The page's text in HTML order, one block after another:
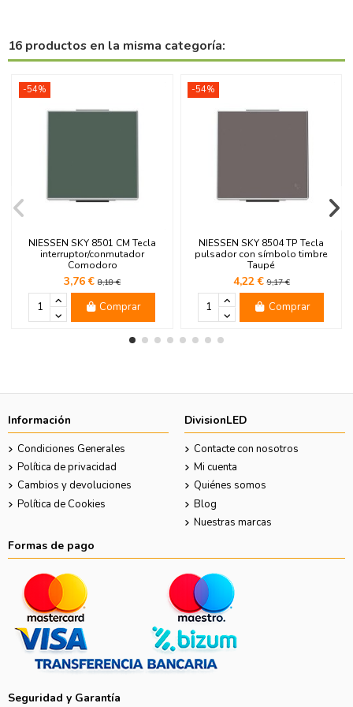
16 productos en la misma categoría:
-54%
NIESSEN SKY 8501 CM Tecla
interruptor/conmutador
Comodoro
3,76 € 8,18 €
Comprar
-54%
NIESSEN SKY 8504 TP Tecla
pulsador con símbolo timbre
Taupé
4,22 €9,17 €
Comprar
Información
Condiciones Generales
Política de privacidad
Cambios y devoluciones
Política de Cookies
DivisionLED
Contacte con nosotros
Mi cuenta
Quiénes somos
Blog
Nuestras marcas
Formas de pago
Seguridad y Garantía